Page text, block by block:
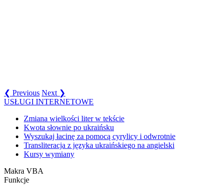
❮ Previous Next ❯
USŁUGI INTERNETOWE
Zmiana wielkości liter w tekście
Kwota słownie po ukraińsku
Wyszukaj łacinę za pomocą cyrylicy i odwrotnie
Transliteracja z języka ukraińskiego na angielski
Kursy wymiany
Makra VBA
Funkcje